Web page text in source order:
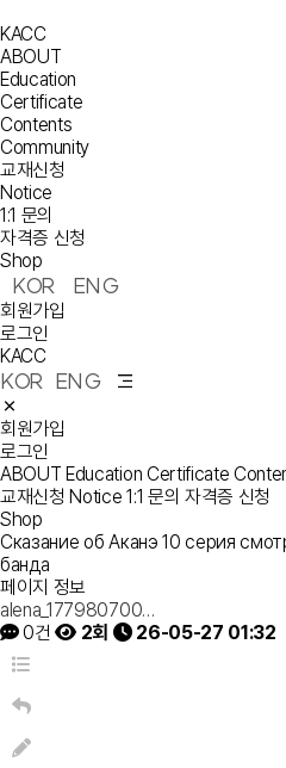
KACC
ABOUT
Education
Certificate
Contents
Community
교재신청
Notice
1:1 문의
자격증 신청
Shop
KOR ENG
회원가입
로그인
KACC
KOR ENG
회원가입
로그인
ABOUT Education Certificate
교재신청 Notice 1:1 문의 자격증 신청
Shop
Сказание об Аканэ 10 серия
банда
페이지 정보
alena_177980700…
0건
2회 26-05-27 01:32